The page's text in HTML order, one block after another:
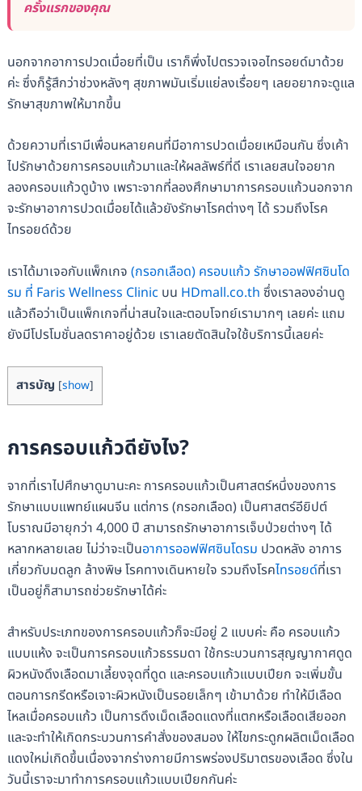
ครั้งแรกของคุณ
นอกจากอาการปวดเมื่อยที่เป็น เราก็พึ่งไปตรวจเจอไทรอยด์มาด้วย
ค่ะ ซึ่งก็รู้สึกว่าช่วงหลังๆ สุขภาพมันเริ่มแย่ลงเรื่อยๆ เลยอยากจะดูแล
รักษาสุขภาพให้มากขึ้น
ด้วยความที่เรามีเพื่อนหลายคนที่มีอาการปวดเมื่อยเหมือนกัน ซึ่งเค้า
ไปรักษาด้วยการครอบแก้วมาและให้ผลลัพธ์ที่ดี เราเลยสนใจอยาก
ลองครอบแก้วดูบ้าง เพราะจากที่ลองศึกษามาการครอบแก้วนอกจาก
จะรักษาอาการปวดเมื่อยได้แล้วยังรักษาโรคต่างๆ ได้ รวมถึงโรค
ไทรอยด์ด้วย
เราได้มาเจอกับแพ็กเกจ (กรอกเลือด) ครอบแก้ว รักษาออฟฟิศซินโด
รม ที่ Faris Wellness Clinic บน HDmall.co.th ซึ่งเราลองอ่านดู
แล้วถือว่าเป็นแพ็กเกจที่น่าสนใจและตอบโจทย์เรามากๆ เลยค่ะ แถม
ยังมีโปรโมชั่นลดราคาอยู่ด้วย เราเลยตัดสินใจใช้บริการนี้เลยค่ะ
สารบัญ [show]
การครอบแก้วดียังไง?
จากที่เราไปศึกษาดูมานะคะ การครอบแก้วเป็นศาสตร์หนึ่งของการ
รักษาแบบแพทย์แผนจีน แต่การ (กรอกเลือด) เป็นศาสตร์อียิปต์
โบราณมีอายุกว่า 4,000 ปี สามารถรักษาอาการเจ็บป่วยต่างๆ ได้
หลากหลายเลย ไม่ว่าจะเป็นอาการออฟฟิศซินโดรม ปวดหลัง อาการ
เกี่ยวกับมดลูก ล้างพิษ โรคทางเดินหายใจ รวมถึงโรคไทรอยด์ที่เรา
เป็นอยู่ก็สามารถช่วยรักษาได้ค่ะ
สำหรับประเภทของการครอบแก้วก็จะมีอยู่ 2 แบบค่ะ คือ ครอบแก้ว
แบบแห้ง จะเป็นการครอบแก้วธรรมดา ใช้กระบวนการสุญญากาศดูด
ผิวหนังดึงเลือดมาเลี้ยงจุดที่ดูด และครอบแก้วแบบเปียก จะเพิ่มขั้น
ตอนการกรีดหรือเจาะผิวหนังเป็นรอยเล็กๆ เข้ามาด้วย ทำให้มีเลือด
ไหลเมื่อครอบแก้ว เป็นการดึงเม็ดเลือดแดงที่แตกหรือเลือดเสียออก
และจะทำให้เกิดกระบวนการคำสั่งของสมอง ให้ไขกระดูกผลิตเม็ดเลือด
แดงใหม่เกิดขึ้นเนื่องจากร่างกายมีการพร่องปริมาตรของเลือด ซึ่งใน
วันนี้เราจะมาทำการครอบแก้วแบบเปียกกันค่ะ